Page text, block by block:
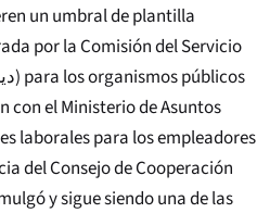
un umbral de plantilla
por la Comisión del Servicio
) para los organismos públicos
con el Ministerio de Asuntos
laborales para los empleadores
del Consejo de Cooperación
y sigue siendo una de las